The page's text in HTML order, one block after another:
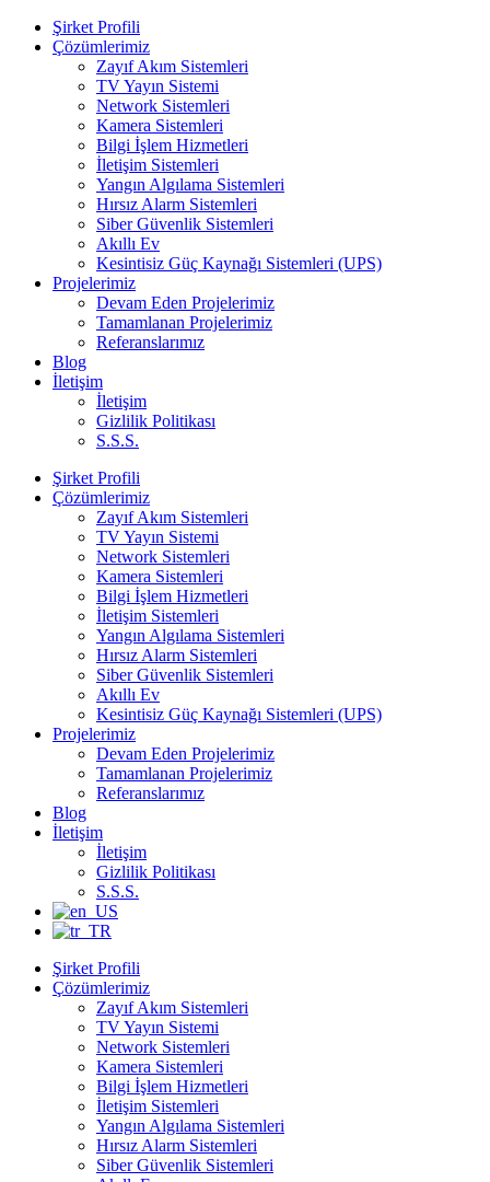
Şirket Profili
Çözümlerimiz
Zayıf Akım Sistemleri
TV Yayın Sistemi
Network Sistemleri
Kamera Sistemleri
Bilgi İşlem Hizmetleri
İletişim Sistemleri
Yangın Algılama Sistemleri
Hırsız Alarm Sistemleri
Siber Güvenlik Sistemleri
Akıllı Ev
Kesintisiz Güç Kaynağı Sistemleri (UPS)
Projelerimiz
Devam Eden Projelerimiz
Tamamlanan Projelerimiz
Referanslarımız
Blog
İletişim
İletişim
Gizlilik Politikası
S.S.S.
Şirket Profili
Çözümlerimiz
Zayıf Akım Sistemleri
TV Yayın Sistemi
Network Sistemleri
Kamera Sistemleri
Bilgi İşlem Hizmetleri
İletişim Sistemleri
Yangın Algılama Sistemleri
Hırsız Alarm Sistemleri
Siber Güvenlik Sistemleri
Akıllı Ev
Kesintisiz Güç Kaynağı Sistemleri (UPS)
Projelerimiz
Devam Eden Projelerimiz
Tamamlanan Projelerimiz
Referanslarımız
Blog
İletişim
İletişim
Gizlilik Politikası
S.S.S.
Şirket Profili
Çözümlerimiz
Zayıf Akım Sistemleri
TV Yayın Sistemi
Network Sistemleri
Kamera Sistemleri
Bilgi İşlem Hizmetleri
İletişim Sistemleri
Yangın Algılama Sistemleri
Hırsız Alarm Sistemleri
Siber Güvenlik Sistemleri